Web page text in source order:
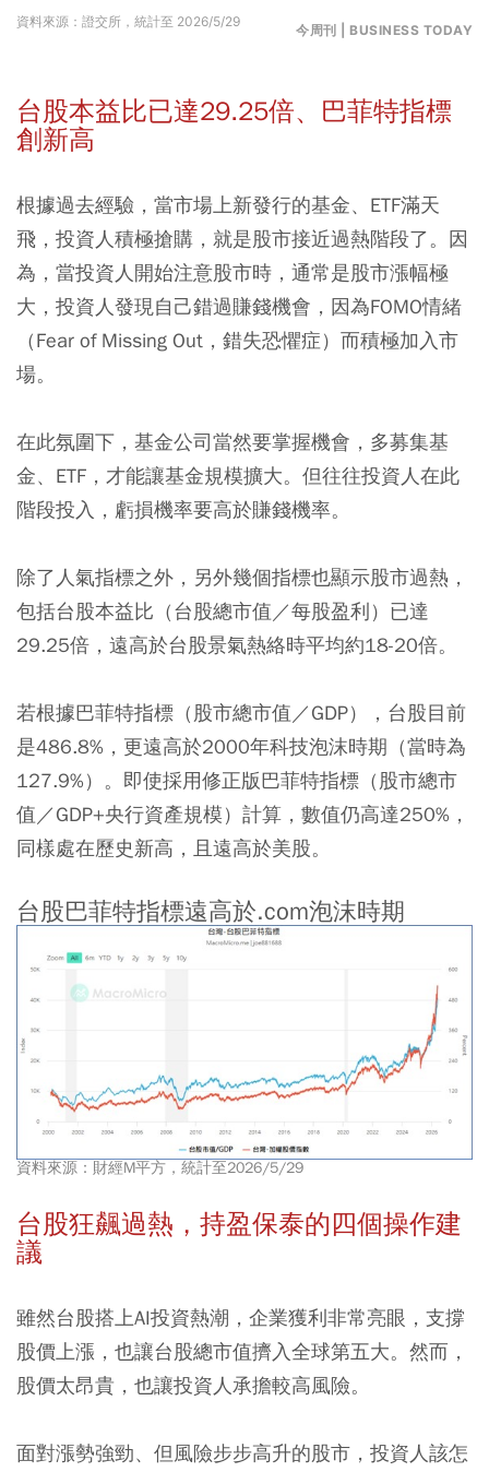
資料來源：證交所，統計至 2026/5/29
今周刊 | BUSINESS TODAY
台股本益比已達29.25倍、巴菲特指標
創新高
根據過去經驗，當市場上新發行的基金、ETF滿天
飛，投資人積極搶購，就是股市接近過熱階段了。因
為，當投資人開始注意股市時，通常是股市漲幅極
大，投資人發現自己錯過賺錢機會，因為FOMO情緒
（Fear of Missing Out，錯失恐懼症）而積極加入市
場。
在此氛圍下，基金公司當然要掌握機會，多募集基
金、ETF，才能讓基金規模擴大。但往往投資人在此
階段投入，虧損機率要高於賺錢機率。
除了人氣指標之外，另外幾個指標也顯示股市過熱，
包括台股本益比（台股總市值／每股盈利）已達
29.25倍，遠高於台股景氣熱絡時平均約18-20倍。
若根據巴菲特指標（股市總市值／GDP），台股目前
是486.8%，更遠高於2000年科技泡沫時期（當時為
127.9%）。即使採用修正版巴菲特指標（股市總市
值／GDP+央行資產規模）計算，數值仍高達250%，
同樣處在歷史新高，且遠高於美股。
台股巴菲特指標遠高於.com泡沫時期
資料來源：財經M平方，統計至2026/5/29
台股狂飆過熱，持盈保泰的四個操作建
議
雖然台股搭上AI投資熱潮，企業獲利非常亮眼，支撐
股價上漲，也讓台股總市值擠入全球第五大。然而，
股價太昂貴，也讓投資人承擔較高風險。
面對漲勢強勁、但風險步步高升的股市，投資人該怎